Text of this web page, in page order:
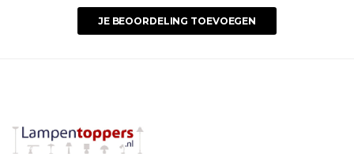
JE BEOORDELING TOEVOEGEN